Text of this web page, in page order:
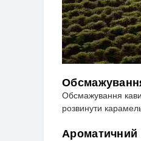
Обсмажування кави
розвинути
Ароматичний